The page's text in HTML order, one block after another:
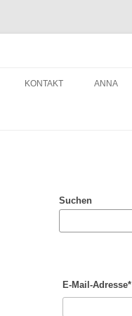
KONTAKT ANNA
Suchen
E-Mail-Adresse*